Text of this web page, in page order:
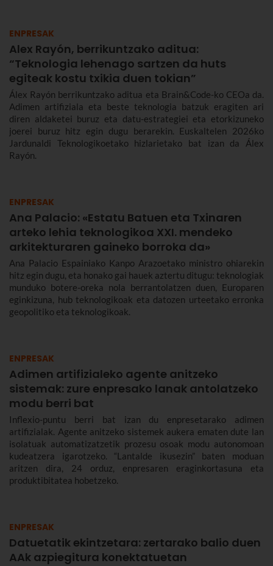
ENPRESAK
Alex Rayón, berrikuntzako aditua:
“Teknologia lehenago sartzen da huts
egiteak kostu txikia duen tokian”
Álex Rayón berrikuntzako aditua eta Brain&Code-ko CEOa da.
Adimen artifiziala eta beste teknologia batzuk eragiten ari
diren aldaketei buruz eta datu-estrategiei eta etorkizuneko
joerei buruz hitz egin dugu berarekin. Euskaltelen 2026ko
Jardunaldi Teknologikoetako hizlarietako bat izan da Álex
Rayón.
ENPRESAK
Ana Palacio: «Estatu Batuen eta Txinaren
arteko lehia teknologikoa XXI. mendeko
arkitekturaren gaineko borroka da»
Ana Palacio Espainiako Kanpo Arazoetako ministro ohiarekin
hitz egin dugu, eta honako gai hauek aztertu ditugu: teknologiak
munduko botere-oreka nola berrantolatzen duen, Europaren
eginkizuna, hub teknologikoak eta datozen urteetako erronka
geopolitiko eta teknologikoak.
ENPRESAK
Adimen artifizialeko agente anitzeko
sistemak: zure enpresako lanak antolatzeko
modu berri bat
Inflexio-puntu berri bat izan du enpresetarako adimen
artifizialak. Agente anitzeko sistemek aukera ematen dute lan
isolatuak automatizatzetik prozesu osoak modu autonomoan
kudeatzera igarotzeko. “Lantalde ikusezin” baten moduan
aritzen dira, 24 orduz, enpresaren eraginkortasuna eta
produktibitatea hobetzeko.
ENPRESAK
Datuetatik ekintzetara: zertarako balio duen
AAk azpiegitura konektatuetan